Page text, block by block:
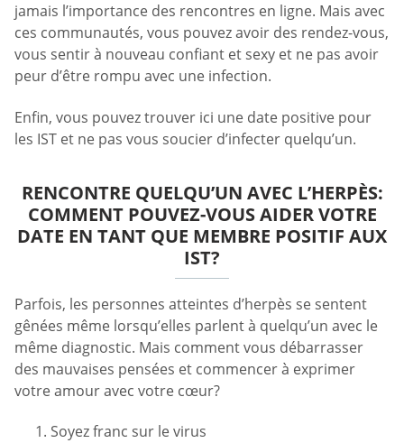
jamais l’importance des rencontres en ligne. Mais avec
ces communautés, vous pouvez avoir des rendez-vous,
vous sentir à nouveau confiant et sexy et ne pas avoir
peur d’être rompu avec une infection.
Enfin, vous pouvez trouver ici une date positive pour
les IST et ne pas vous soucier d’infecter quelqu’un.
RENCONTRE QUELQU’UN AVEC L’HERPÈS:
COMMENT POUVEZ-VOUS AIDER VOTRE
DATE EN TANT QUE MEMBRE POSITIF AUX
IST?
Parfois, les personnes atteintes d’herpès se sentent
gênées même lorsqu’elles parlent à quelqu’un avec le
même diagnostic. Mais comment vous débarrasser
des mauvaises pensées et commencer à exprimer
votre amour avec votre cœur?
Soyez franc sur le virus